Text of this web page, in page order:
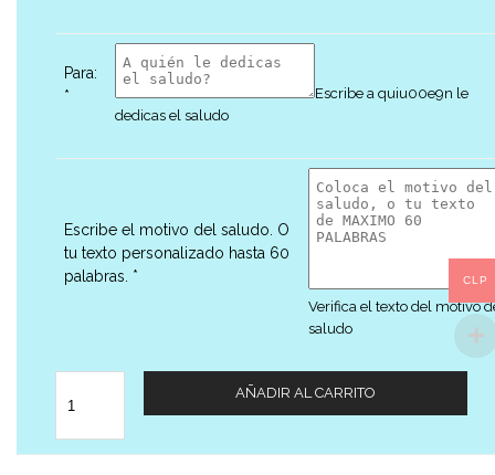
Para:
*
Escribe a quiu00e9n le
dedicas el saludo
Escribe el motivo del saludo. O
tu texto personalizado hasta 60
palabras. *
Verifica el texto del motivo
saludo
AÑADIR AL CARRITO
CLP